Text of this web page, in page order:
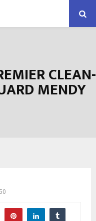
CLEAN-
MENDY